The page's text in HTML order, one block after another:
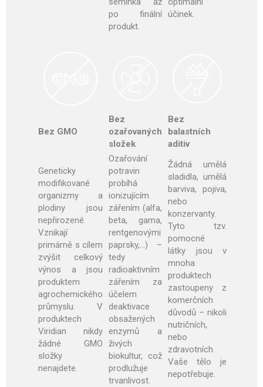
po finální
produkt.
účinek.
Bez GMO
Bez
ozařovaných
složek
Bez
balastních
aditiv
Geneticky
modifikované
organizmy a
plodiny jsou
nepřirozené.
Vznikají
primárně s cílem
zvýšit celkový
výnos a jsou
produktem
agrochemického
průmyslu. V
produktech
Viridian nikdy
žádné GMO
složky
nenajdete.
Ozařování
potravin
probíhá
ionizujícím
zářením (alfa,
beta, gama,
rentgenovými
paprsky,…) –
tedy
radioaktivním
zářením za
účelem
deaktivace
obsažených
enzymů a
živých
biokultur, což
prodlužuje
trvanlivost.
Žádná umělá
sladidla, umělá
barviva, pojiva,
nebo
konzervanty.
Tyto tzv.
pomocné
látky jsou v
mnoha
produktech
zastoupeny z
komerčních
důvodů – nikoli
nutričních,
nebo
zdravotních.
Vaše tělo je
nepotřebuje.